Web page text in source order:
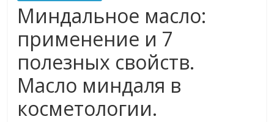
Миндальное масло:
применение и 7
полезных свойств.
Масло миндаля в
косметологии.